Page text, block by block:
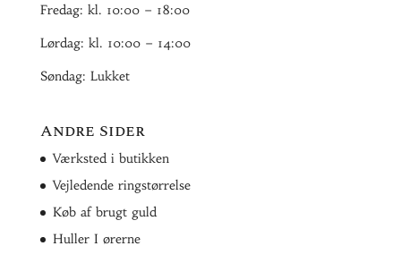
Fredag: kl. 10:00 – 18:00
Lørdag: kl. 10:00 – 14:00
Søndag: Lukket
Andre Sider
Værksted i butikken
Vejledende ringstørrelse
Køb af brugt guld
Huller I ørerne